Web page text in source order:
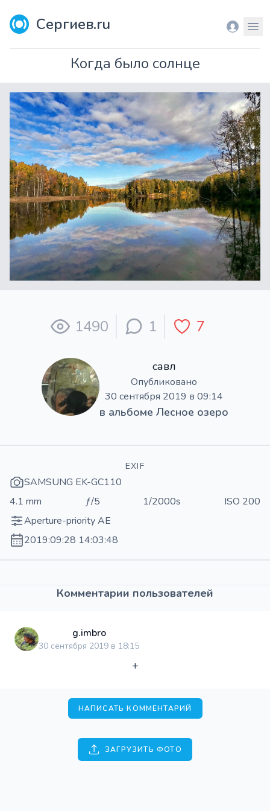
Сергиев.ru Вход
Когда было солнце
1490 1 7
савл
Опубликовано
30 сентября 2019 в 09:14
в альбоме Лесное озеро
EXIF
SAMSUNG EK-GC110
4.1 mm
ƒ/5 1/2000s
ISO 200
Aperture-priority AE
2019:09:28 14:03:48
Комментарии пользователей
g.imbro
30 сентября 2019 в 18:15
+
НАПИСАТЬ КОММЕНТАРИЙ
ЗАГРУЗИТЬ ФОТО